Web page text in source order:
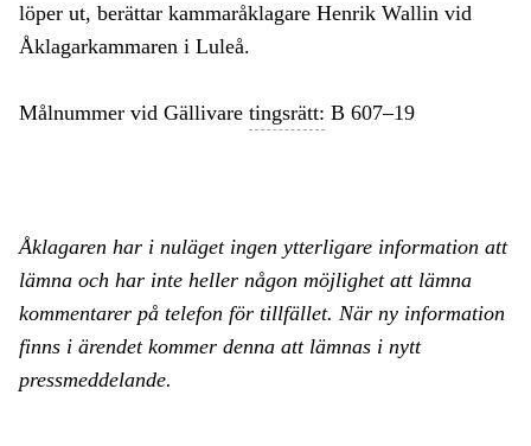
löper ut, berättar kammaråklagare Henrik Wallin vid
Åklagarkammaren i Luleå.
Målnummer vid Gällivare tingsrätt: B 607–19
Åklagaren har i nuläget ingen ytterligare information att
lämna och har inte heller någon möjlighet att lämna
kommentarer på telefon för tillfället. När ny information
finns i ärendet kommer denna att lämnas i nytt
pressmeddelande.